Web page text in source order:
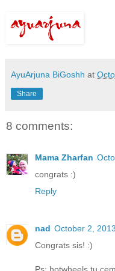
AyuArjuna BiGoshh at
Share
8 comments:
Mama Zharfan
congrats :)
Reply
nad October 2,
Congrats sis! :)